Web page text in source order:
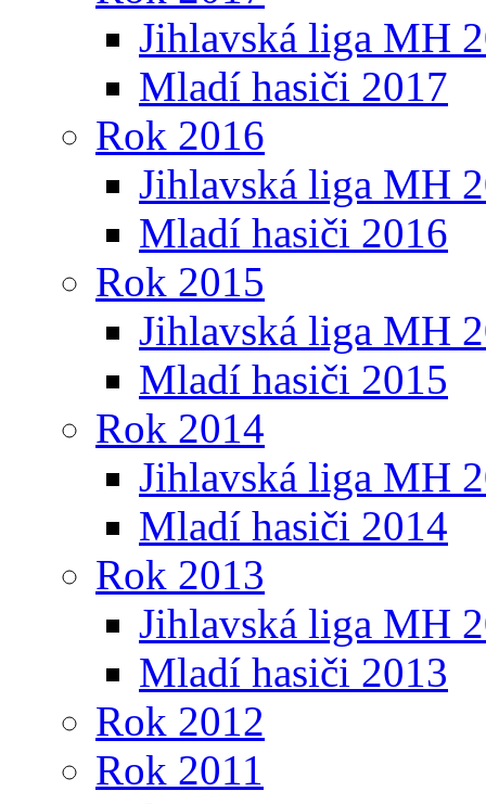
Jihlavská liga MH
Mladí hasiči 2017
Rok 2016
Jihlavská liga MH
Mladí hasiči 2016
Rok 2015
Jihlavská liga MH
Mladí hasiči 2015
Rok 2014
Jihlavská liga MH
Mladí hasiči 2014
Rok 2013
Jihlavská liga MH
Mladí hasiči 2013
Rok 2012
Rok 2011